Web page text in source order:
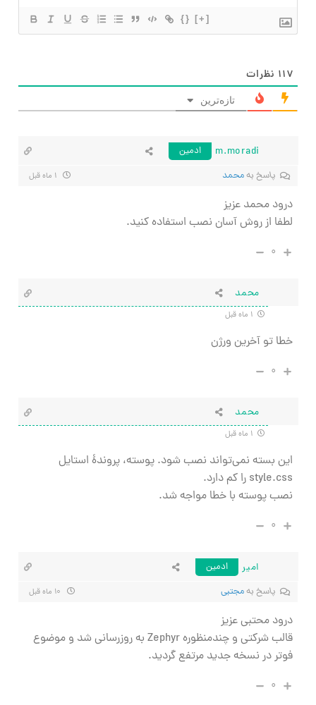
{} [+]
۱۱۷ نظرات
تازه‌ترین
m.moradi
ادمین
پاسخ بهمحمد
درود محمد عزیز
لطفا از روش آسان نصب استفاده کنید.
۰
محمد
خطا تو آخرین ورژن
۰
محمد
این بسته نمی‌تواند نصب شود. پوسته، پروندهٔ استایل
style.css را کم دارد.
نصب پوسته با خطا مواجه شد.
۰
امیر
ادمین
پاسخ بهمجتبی
درود محتبی عزیز
قالب شرکتی و چندمنظوره Zephyr به روزرسانی شد و موضوع
فوتر در نسخه جدید مرتفع گردید.
۰